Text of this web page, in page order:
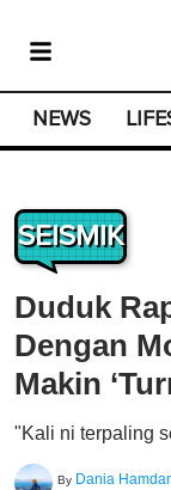
NEWS
SEISMIK
Duduk
Dengan
Makin
"Kali ni terpaling
By Dania